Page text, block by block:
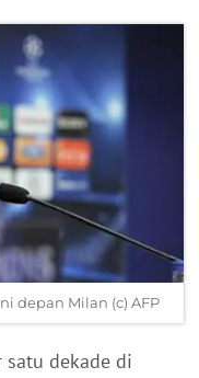
depan Milan (c) AFP
dekade di